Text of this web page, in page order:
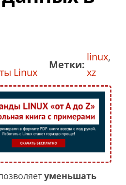
Linux
Метки:
linux,
xz
уменьшать